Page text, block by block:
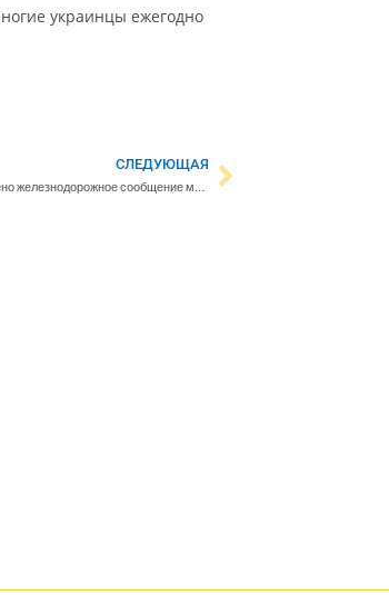
украинцы ежегодно
СЛЕДУЮЩАЯ
Прекращено железнодорожное сообщение между Россией и Финляндией